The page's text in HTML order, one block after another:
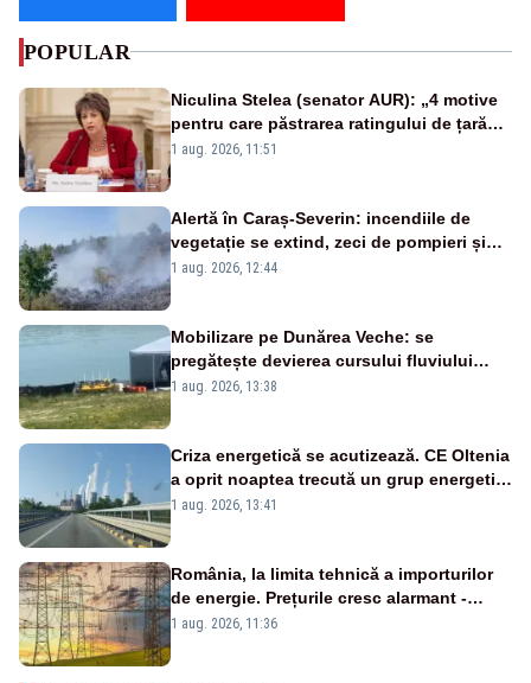
POPULAR
Niculina Stelea (senator AUR): „4 motive
pentru care păstrarea ratingului de țară
nu este o reușită pentru Guvernul
1 aug. 2026, 11:51
Alertă în Caraș-Severin: incendiile de
vegetație se extind, zeci de pompieri și
silvicultori se luptă cu flăcările - VIDEO
1 aug. 2026, 12:44
Mobilizare pe Dunărea Veche: se
pregătește devierea cursului fluviului
către Cernavodă – VIDEO
1 aug. 2026, 13:38
Criza energetică se acutizează. CE Oltenia
a oprit noaptea trecută un grup energetic
de la Rovinari
1 aug. 2026, 13:41
România, la limita tehnică a importurilor
de energie. Prețurile cresc alarmant -
Analiză Realitatea Plus
1 aug. 2026, 11:36